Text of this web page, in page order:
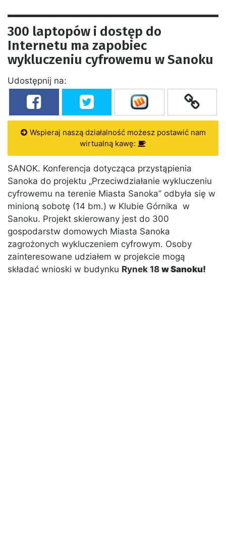
300 laptopów i dostęp do
Internetu ma zapobiec
wykluczeniu cyfrowemu w Sanoku
Udostępnij na:
Wspieraj naszą działalność możesz postawić nam
wirtualną kawę:
SANOK. Konferencja dotycząca przystąpienia
Sanoka do projektu „Przeciwdziałanie wykluczeniu
cyfrowemu na terenie Miasta Sanoka” odbyła się w
minioną sobotę (14 bm.) w Klubie Górnika w
Sanoku. Projekt skierowany jest do 300
gospodarstw domowych Miasta Sanoka
zagrożonych wykluczeniem cyfrowym. Osoby
zainteresowane udziałem w projekcie mogą
składać wnioski w budynku Rynek 18 w Sanoku!